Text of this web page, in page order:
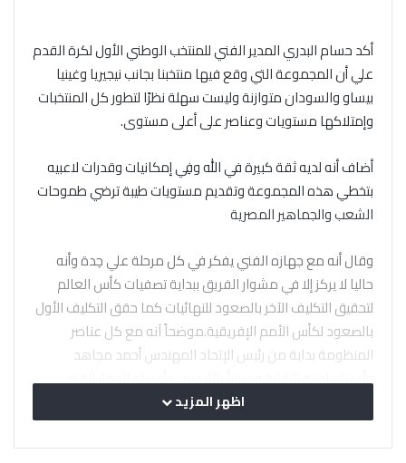
أكد حسام البدري المدير الفني للمنتخب الوطني الأول لكرة القدم
علي أن المجموعة التي وقع فيها منتخبنا بجانب نيجيريا وغينيا
بيساو والسودان متوازنة وليست سهلة نظرًا لتطور كل المنتخبات
وإمتلاكها مستويات وعناصر على أعلى مستوى.
أضاف أنه لديه ثقة كبيرة في الله وفِي إمكانيات وقدرات لاعبيه
بتخطي هذه المجموعة وتقديم مستويات طيبة ترضي طموحات
الشعب والجماهير المصرية
وقال أنه مع جهازه الفني يفكر في كل مرحلة علي حِدة وأنه
حاليا لا يركز إلا في مشوار الفريق ببداية تصفيات كأس العالم
لتحقيق التكليف الآخر بالصعود للنهائيات كما حقق التكليف الأول
بالصعود لكأس الأمم الإفريقية.موضحاً آنه مع كل عناصر
المنظومة بداية من رئيس الإتحاد المهندس أحمد مجاهد
وأعضاء لجنته الثلاثية ومروراً باللاعبين وأعضاء الجهاز الفني
والإداري والطبي يحملون علي عاتقهم مسؤولية كبيرة في
إرضاء الجماهير وتلبيه طموحاتهم بالتواجد في المحافل الدولية
وخاصة كأس العالم والتي تعتبر وسام شرف لكل من يساهم في
اظهر المزيد